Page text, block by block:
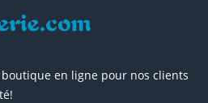
en ligne pour nos clients